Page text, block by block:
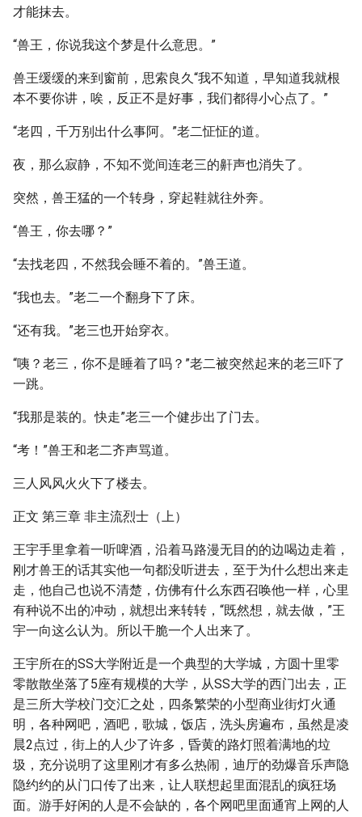
才能抹去。
“兽王，你说我这个梦是什么意思。”
兽王缓缓的来到窗前，思索良久“我不知道，早知道我就根
本不要你讲，唉，反正不是好事，我们都得小心点了。”
“老四，千万别出什么事阿。”老二怔怔的道。
夜，那么寂静，不知不觉间连老三的鼾声也消失了。
突然，兽王猛的一个转身，穿起鞋就往外奔。
“兽王，你去哪？”
“去找老四，不然我会睡不着的。”兽王道。
“我也去。”老二一个翻身下了床。
“还有我。”老三也开始穿衣。
“咦？老三，你不是睡着了吗？”老二被突然起来的老三吓了
一跳。
“我那是装的。快走”老三一个健步出了门去。
“考！”兽王和老二齐声骂道。
三人风风火火下了楼去。
正文 第三章 非主流烈士（上）
王宇手里拿着一听啤酒，沿着马路漫无目的的边喝边走着，
刚才兽王的话其实他一句都没听进去，至于为什么想出来走
走，他自己也说不清楚，仿佛有什么东西召唤他一样，心里
有种说不出的冲动，就想出来转转，“既然想，就去做，”王
宇一向这么认为。所以干脆一个人出来了。
王宇所在的SS大学附近是一个典型的大学城，方圆十里零
零散散坐落了5座有规模的大学，从SS大学的西门出去，正
是三所大学校门交汇之处，四条繁荣的小型商业街灯火通
明，各种网吧，酒吧，歌城，饭店，洗头房遍布，虽然是凌
晨2点过，街上的人少了许多，昏黄的路灯照着满地的垃
圾，充分说明了这里刚才有多么热闹，迪厅的劲爆音乐声隐
隐约约的从门口传了出来，让人联想起里面混乱的疯狂场
面。游手好闲的人是不会缺的，各个网吧里面通宵上网的人